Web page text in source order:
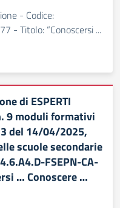
- Codice:
- Titolo: “Conoscersi ...
di ESPERTI
9 moduli formativi
del 14/04/2025,
scuole secondarie
FSEPN-CA-
… Conoscere …